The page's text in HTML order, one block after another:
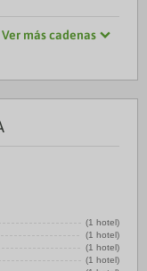
Ver más cadenas
(1 hotel)
(1 hotel)
(1 hotel)
(1 hotel)